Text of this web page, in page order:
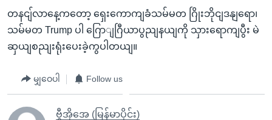
တနငျ်လာနေ့ကတော့ ရှေးကောကျခံသမ်မတ ဂြိုးဘိုငျဒနျရော၊
သမ်မတ Trump ပါ ဂြောျဂြီယာပွညျနယျကို သှားရောကျပွီး မဲ
ဆှယျစညျးရုံးပေးခဲ့ကွပါတယျ။
မျှဝေပါ Follow us
ဗွီအိုအေ (မြန်မာပိုင်း)